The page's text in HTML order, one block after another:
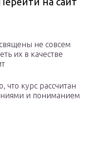
не совсем
их в качестве
курс рассчитан
и пониманием